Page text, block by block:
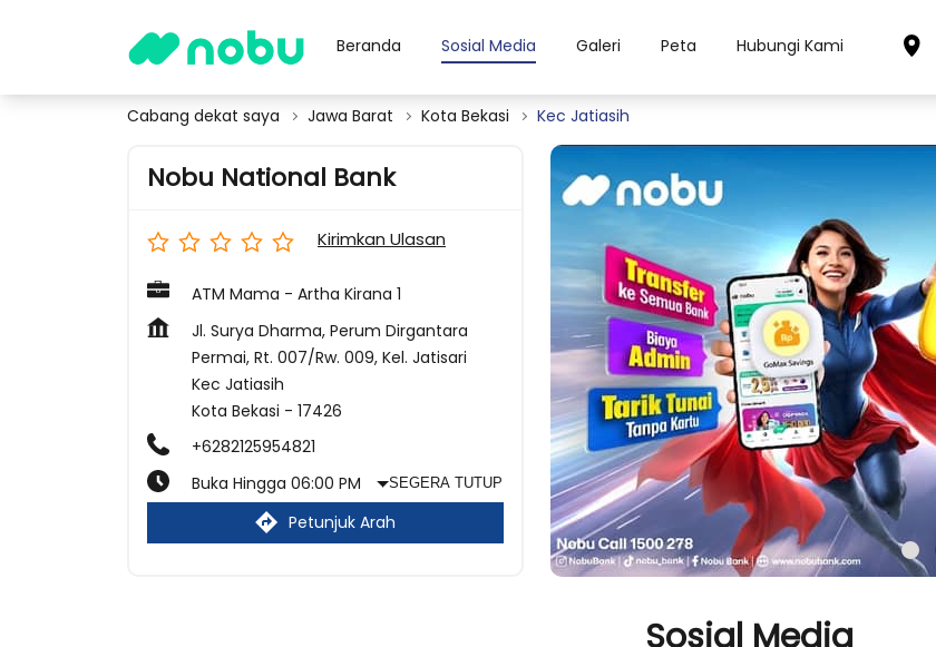
Beranda Sosial Media Galeri Peta Hubungi Kami
Cabang dekat saya Jawa Barat Kota Bekasi Kec Jatiasih
Nobu National Bank
Kirimkan Ulasan
ATM Mama - Artha Kirana 1
Jl. Surya Dharma, Perum Dirgantara
Permai, Rt. 007/Rw. 009, Kel. Jatisari
Kec Jatiasih
Kota Bekasi - 17426
+6282125954821
Buka Hingga 06:00 PM
SEGERA TUTUP
Petunjuk Arah
Sosial Media